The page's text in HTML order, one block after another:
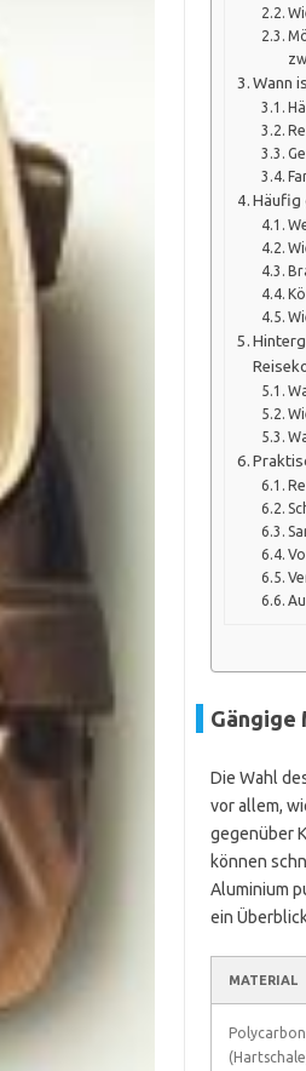
Wann
Häufig
Die Wahl
vor allem,
gegenüber
können
Aluminium
ein
MATERIAL